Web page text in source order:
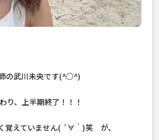
の武川未央です(^○^)
り、上半期終了！！！
覚えていません( ´∀｀)笑 が、